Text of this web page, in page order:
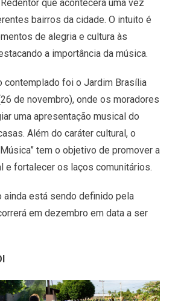
que acontecerá uma vez
bairros da cidade. O intuito é
de alegria e cultura às
a importância da música.
contemplado foi o Jardim Brasília
de novembro), onde os moradores
uma apresentação musical do
Além do caráter cultural, o
tem o objetivo de promover a
e fortalecer os laços comunitários.
ainda está sendo definido pela
em dezembro em data a ser